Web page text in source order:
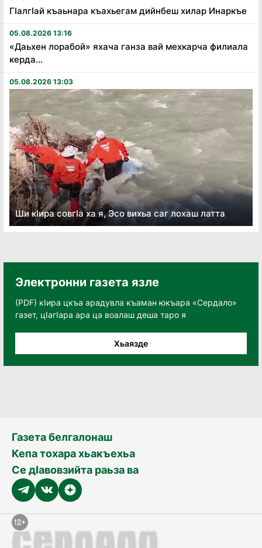
Гӏалгӏай къаьнара къахьегам дийнбеш хилар Инаркъе
05.08.2026 13:16
«Даьхен лорабой» яхача ганза вай мехкарча филиала
керда...
05.08.2026 13:03
Ши кӏира совгӏа ха я, Эсо вихьа саг лохаш латта
Электронни газета язле
(PDF) кӀира цкъа арадувла къаман юкъара «Сердало»
газет, цӀагӀара ара ца воалаш деша таро я
Хьаязде
Газета белгалонаш
Кепа тохара хьакъехьа
Се дӀавовзийта раьза ва